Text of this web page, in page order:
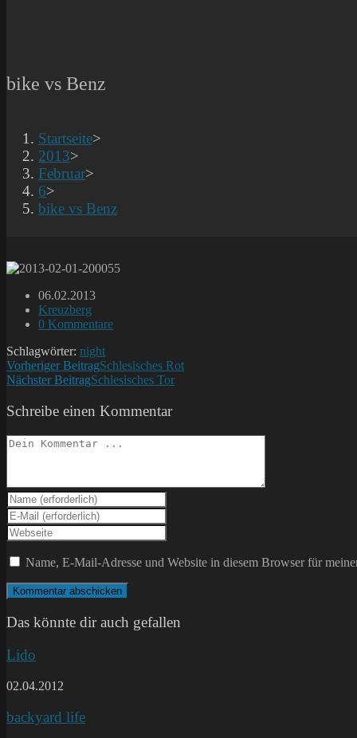
bike vs Benz
Startseite>
2013>
Februar>
6>
bike vs Benz
Beitrag
veröffentlicht:
06.02.2013
Beitrags-
Kategorie:
Kreuzberg
Beitrags-
0 Kommentare
Schlagwörter: night
Weitere
Artikel
ansehen
Vorheriger BeitragSchlesisches Rot
Nächster BeitragSchlesisches Tor
Schreibe einen Kommentar
Kommentieren
Gib
deinen
Namen
oder
Benutzernamen
zum
Kommentieren
ein
Gib
deine
E-
Mail-
Adresse
zum
Kommentieren
ein
Gib
deine
Website-
ein
(optional)
Name, E-Mail-Adresse und Website in diesem Browser für
Das könnte dir auch gefallen
Lido
02.04.2012
backyard life